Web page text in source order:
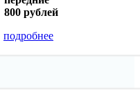
800 рублей
подробнее